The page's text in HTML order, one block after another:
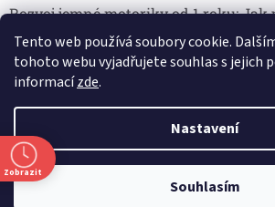
Tento web používá soubory cookie.
tohoto webu vyjadřujete souhlas s jejich
informacízde.
Nastavení
Souhlasím
29.7. kamenná prodejna - DOVOLENÁ. 🚚 Doprava
Rozvoj jemné motoriky od 1 roku:
18.6.2026
Vytvořil Shoptet
Český koutek. Všechna
Zobrazit